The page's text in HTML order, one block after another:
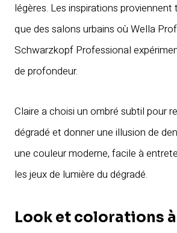
légères. Les inspirations
que des salons urbains où Wella
Schwarzkopf Professional
de profondeur.
Claire a choisi un ombré subtil pour
dégradé et donner une illusion de
une couleur moderne, facile à
les jeux de lumière du dégradé.
Look et colorations